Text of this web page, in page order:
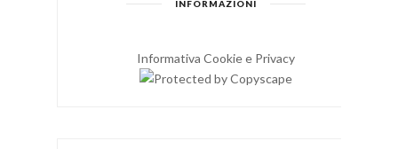
INFORMAZIONI
Informativa Cookie e Privacy